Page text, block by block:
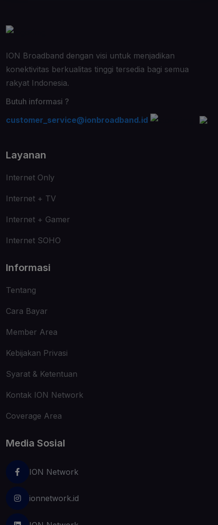
ION Broadband dengan visi untuk menjadikan
konektivitas berkualitas tinggi tersedia bagi semua
rakyat Indonesia.
Butuh informasi ?
customer_service@ionbroadband.id
Layanan
Internet Only
Internet + TV
Internet + Gamer
Internet SOHO
Informasi
Tentang
Cara Bayar
Member Area
Kebijakan Privasi
Syarat & Ketentuan
Kontak ION Network
Coverage Area
Media Sosial
ION Network
ionnetwork.id